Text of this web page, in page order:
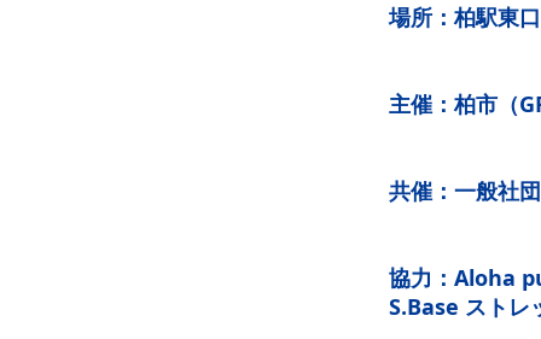
場所：柏駅東
主催：柏市（
共催：一般社
協力：Aloha
S.Base スト